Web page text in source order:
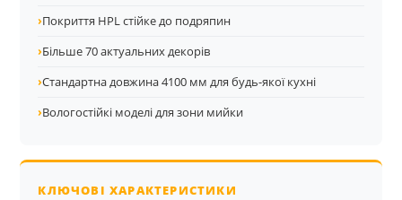
›Покриття HPL стійке до подряпин
›Більше 70 актуальних декорів
›Стандартна довжина 4100 мм для будь-якої кухні
›Вологостійкі моделі для зони мийки
КЛЮЧОВІ ХАРАКТЕРИСТИКИ